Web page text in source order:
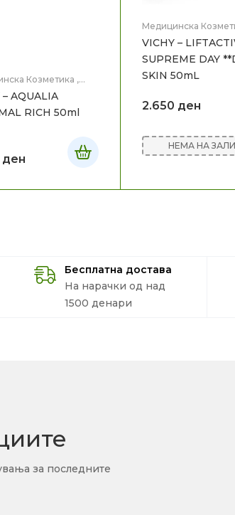
Козметика ,
– AQUALIA
RICH 50ml
ден
Медицинска
VICHY –
SUPREME DAY
SKIN 50mL
2.650 ден
НЕМА НА
Бесплатна достава
На нарачки од над
1500 денари
за последните